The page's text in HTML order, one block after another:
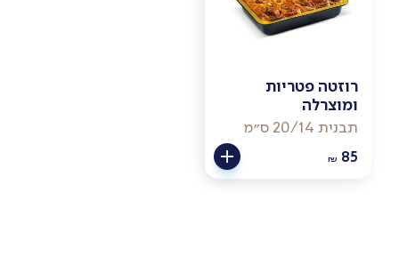
רוזטה פטריות
ומוצרלה
תבנית 20/14 ס״מ
₪ 85